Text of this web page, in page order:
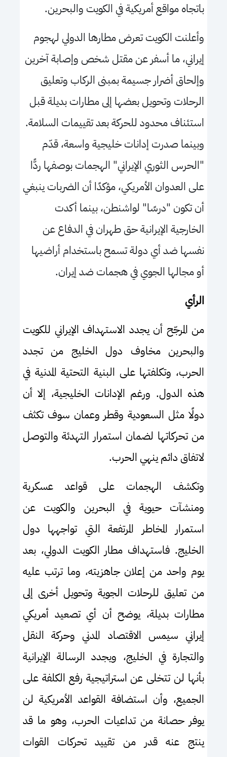
باتجاه مواقع أمريكية في الكويت والبحرين.
وأعلنت الكويت تعرض مطارها الدولي لهجوم
إيراني، ما أسفر عن مقتل شخص وإصابة آخرين
وإلحاق أضرار جسيمة بمبنى الركاب وتعليق
الرحلات وتحويل بعضها إلى مطارات بديلة قبل
استئناف محدود للحركة بعد تقييمات السلامة.
وبينما صدرت إدانات خليجية واسعة، قدّم
"الحرس الثوري الإيراني" الهجمات بوصفها ردًّا
على العدوان الأمريكي، مؤكدًا أن الضربات ينبغي
أن تكون "درسًا" لواشنطن، بينما أكدت
الخارجية الإيرانية حق طهران في الدفاع عن
نفسها ضد أي دولة تسمح باستخدام أراضيها
أو مجالها الجوي في هجمات ضد إيران.
الرأي
من المرجّح أن يجدد الاستهداف الإيراني للكويت
والبحرين مخاوف دول الخليج من تجدد
الحرب، وتكلفتها على البنية التحتية المدنية في
هذه الدول. ورغم الإدانات الخليجية، إلا أن
دولًا مثل السعودية وقطر وعمان سوف تكثف
من تحركاتها لضمان استمرار التهدئة والتوصل
لاتفاق دائم ينهي الحرب.
وتكشف الهجمات على قواعد عسكرية
ومنشآت حيوية في البحرين والكويت عن
استمرار المخاطر المرتفعة التي تواجهها دول
الخليج. فاستهداف مطار الكويت الدولي، بعد
يوم واحد من إعلان جاهزيته، وما ترتب عليه
من تعليق للرحلات الجوية وتحويل أخرى إلى
مطارات بديلة، يوضح أن أي تصعيد أمريكي
إيراني سيمس الاقتصاد المدني وحركة النقل
والتجارة في الخليج، ويجدد الرسالة الإيرانية
بأنها لن تتخلى عن استراتيجية رفع الكلفة على
الجميع، وأن استضافة القواعد الأمريكية لن
يوفر حصانة من تداعيات الحرب، وهو ما قد
ينتج عنه قدر من تقييد تحركات القوات